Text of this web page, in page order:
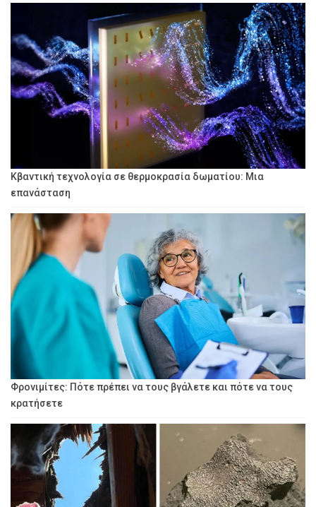
Κβαντική τεχνολογία σε θερμοκρασία δωματίου: Μια
επανάσταση
Φρονιμίτες: Πότε πρέπει να τους βγάλετε και πότε να τους
κρατήσετε